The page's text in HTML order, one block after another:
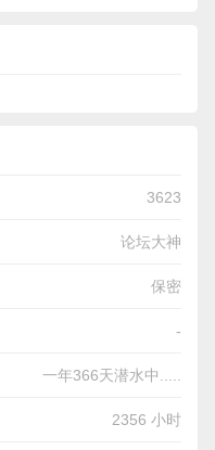
3623
论坛大神
保密
-
一年366天潜水中.....
2356 小时